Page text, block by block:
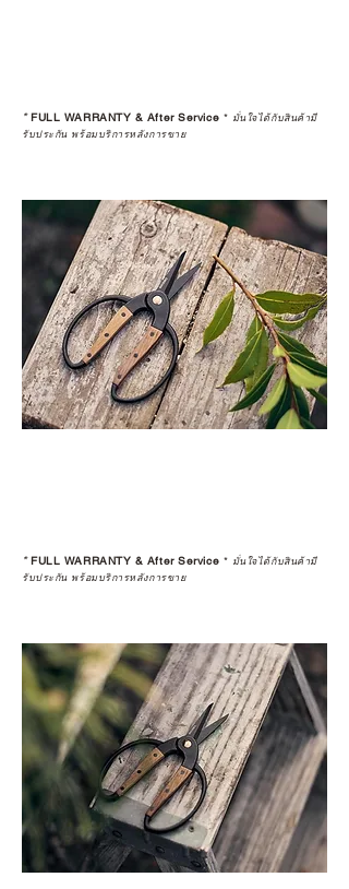
*FULL WARRANTY & After Service * มั่นใจได้กับสินค้ามี
รับประกัน พร้อมบริการหลังการขาย
*FULL WARRANTY & After Service * มั่นใจได้กับสินค้ามี
รับประกัน พร้อมบริการหลังการขาย